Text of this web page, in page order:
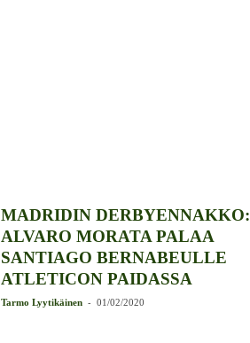
MADRIDIN DERBYENNAKKO:
ALVARO MORATA PALAA
SANTIAGO BERNABEULLE
ATLETICON PAIDASSA
Tarmo Lyytikäinen - 01/02/2020